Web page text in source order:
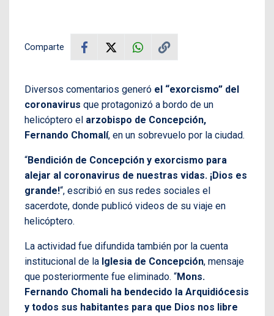
Comparte
Diversos comentarios generó el “exorcismo” del
coronavirus que protagonizó a bordo de un
helicóptero el arzobispo de Concepción,
Fernando Chomalí, en un sobrevuelo por la ciudad.
“Bendición de Concepción y exorcismo para
alejar al coronavirus de nuestras vidas. ¡Dios es
grande!“, escribió en sus redes sociales el
sacerdote, donde publicó videos de su viaje en
helicóptero.
La actividad fue difundida también por la cuenta
institucional de la Iglesia de Concepción, mensaje
que posteriormente fue eliminado. “Mons.
Fernando Chomali ha bendecido la Arquidiócesis
y todos sus habitantes para que Dios nos libre